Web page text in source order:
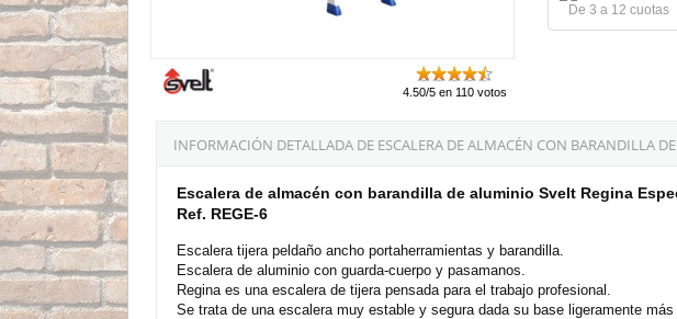
4.50/5 en 110 votos
De 3 a 12 cuotas
INFORMACIÓN DETALLADA DE ESCALERA DE ALMACÉN CON BARANDILLA
Escalera de almacén con barandilla de aluminio Svelt Regina
Ref. REGE-6
Escalera tijera peldaño ancho portaherramientas y barandilla.
Escalera de aluminio con guarda-cuerpo y pasamanos.
Regina es una escalera de tijera pensada para el trabajo profesional.
Se trata de una escalera muy estable y segura dada su base ligeramente